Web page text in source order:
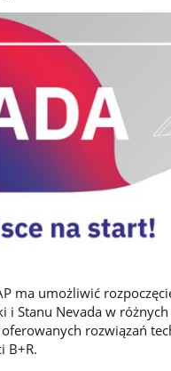
ma umożliwić
Stanu Nevada w
rozwiązań
B+R.